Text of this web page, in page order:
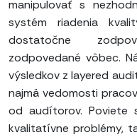
manipulovať s
systém riadenia
dostatočne
zodpovedané vôbec.
výsledkov z layered
najmä vedomosti
od audítorov. Poviete
kvalitatívne problémy,